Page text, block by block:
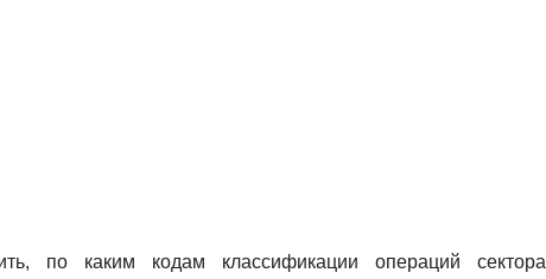
по каким кодам классификации операций сектора